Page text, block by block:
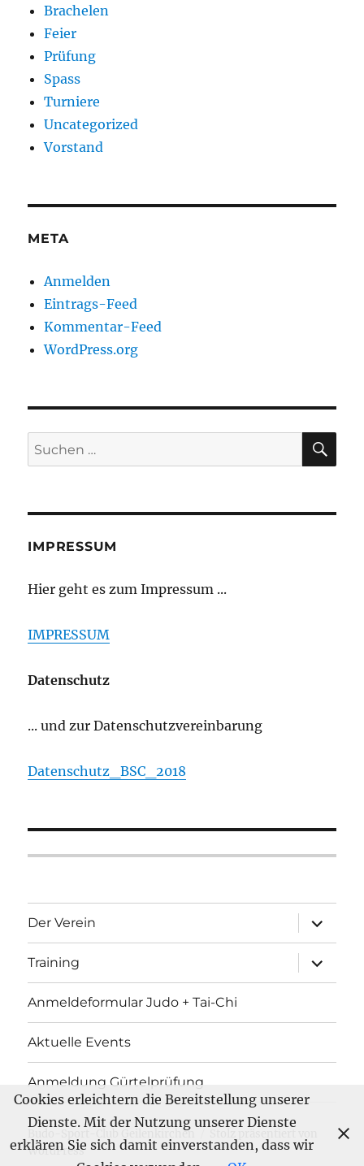
Brachelen
Feier
Prüfung
Spass
Turniere
Uncategorized
Vorstand
META
Anmelden
Eintrags-Feed
Kommentar-Feed
WordPress.org
Suchen
nach:
IMPRESSUM
Hier geht es zum Impressum ...
IMPRESSUM
Datenschutz
... und zur Datenschutzvereinbarung
Datenschutz_BSC_2018
Der Verein
öffnen
Training
öffnen
Anmeldeformular Judo + Tai-Chi
Aktuelle Events
Anmeldung Gürtelprüfung
Budo-Sport-Club Geilenkirchen
WordPress
Cookies erleichtern die Bereitstellung unserer
Dienste. Mit der Nutzung unserer Dienste
erklären Sie sich damit einverstanden, dass wir